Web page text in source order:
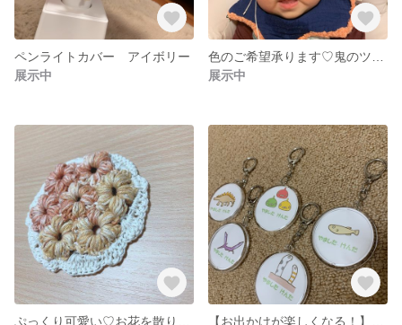
ペンライトカバー アイボリー
展示中
展示中